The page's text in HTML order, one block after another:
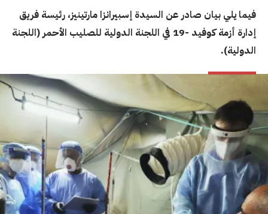
فيما يلي بيان صادر عن السيدة إسبيرانزا مارتينيز، رئيسة فريق
إدارة أزمة كوفيد -19 في اللجنة الدولية للصليب الأحمر (اللجنة
الدولية).